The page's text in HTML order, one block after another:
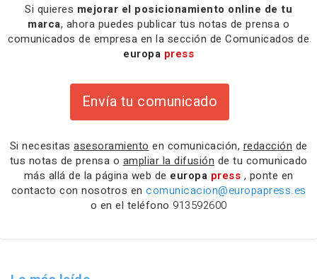
Si quieres mejorar el posicionamiento online de tu
marca, ahora puedes publicar tus notas de prensa o
comunicados de empresa en la sección de Comunicados de
europa press
Envía tu comunicado
Si necesitas asesoramiento en comunicación, redacción de
tus notas de prensa o ampliar la difusión de tu comunicado
más allá de la página web de europa press , ponte en
contacto con nosotros en comunicacion@europapress.es
o en el teléfono 913592600